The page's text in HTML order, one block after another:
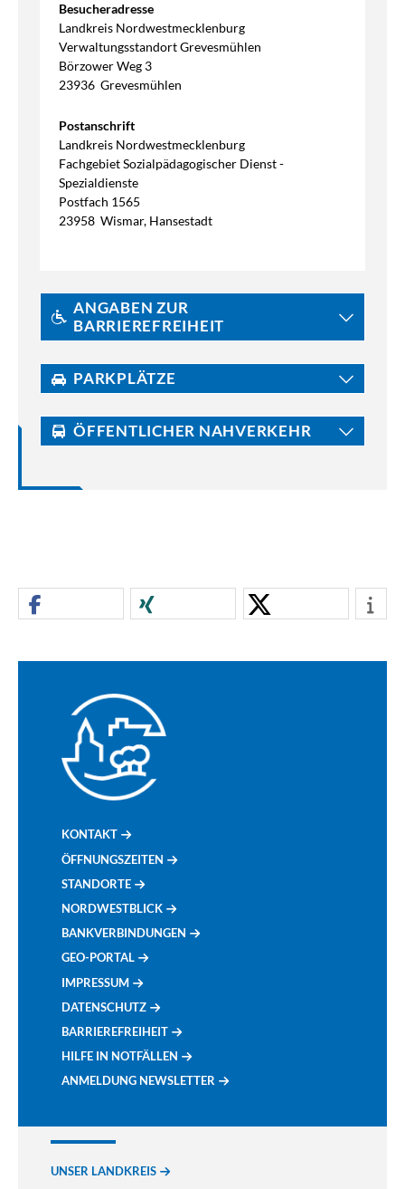
Besucheradresse
Landkreis Nordwestmecklenburg
Verwaltungsstandort Grevesmühlen
Börzower Weg 3
23936 Grevesmühlen
Postanschrift
Landkreis Nordwestmecklenburg
Fachgebiet Sozialpädagogischer Dienst -
Spezialdienste
Postfach 1565
23958 Wismar, Hansestadt
ÖFFENTLICHER NAHVERKEHR
PARKPLÄTZE
ANGABEN ZUR
BARRIEREFREIHEIT
KONTAKT
ÖFFNUNGSZEITEN
STANDORTE
NORDWESTBLICK
BANKVERBINDUNGEN
GEO-PORTAL
IMPRESSUM
DATENSCHUTZ
BARRIEREFREIHEIT
HILFE IN NOTFÄLLEN
ANMELDUNG NEWSLETTER
UNSER LANDKREIS